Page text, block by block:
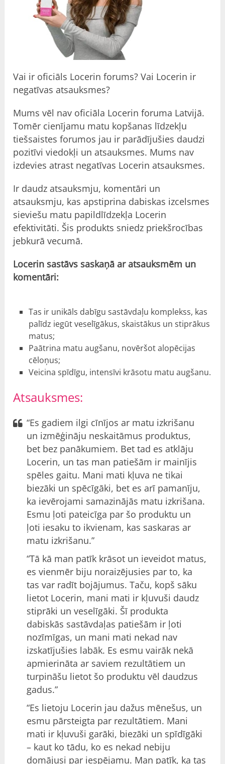
Vai ir oficiāls Locerin forums? Vai Locerin ir
negatīvas atsauksmes?
Mums vēl nav oficiāla Locerin foruma Latvijā.
Tomēr cienījamu matu kopšanas līdzekļu
tiešsaistes forumos jau ir parādījušies daudzi
pozitīvi viedokļi un atsauksmes. Mums nav
izdevies atrast negatīvas Locerin atsauksmes.
Ir daudz atsauksmju, komentāri un
atsauksmju, kas apstiprina dabiskas izcelsmes
sieviešu matu papildlīdzekļa Locerin
efektivitāti. Šis produkts sniedz priekšrocības
jebkurā vecumā.
Locerin sastāvs saskaņā ar atsauksmēm un
komentāri:
Tas ir unikāls dabīgu sastāvdaļu komplekss, kas
palīdz iegūt veselīgākus, skaistākus un stiprākus
matus;
Paātrina matu augšanu, novēršot alopēcijas
cēloņus;
Veicina spīdīgu, intensīvi krāsotu matu augšanu.
Atsauksmes:
“Es gadiem ilgi cīnījos ar matu izkrišanu
un izmēģināju neskaitāmus produktus,
bet bez panākumiem. Bet tad es atklāju
Locerin, un tas man patiešām ir mainījis
spēles gaitu. Mani mati kļuva ne tikai
biezāki un spēcīgāki, bet es arī pamanīju,
ka ievērojami samazinājās matu izkrišana.
Esmu ļoti pateicīga par šo produktu un
ļoti iesaku to ikvienam, kas saskaras ar
matu izkrišanu.”
“Tā kā man patīk krāsot un ieveidot matus,
es vienmēr biju noraizējusies par to, ka
tas var radīt bojājumus. Taču, kopš sāku
lietot Locerin, mani mati ir kļuvuši daudz
stiprāki un veselīgāki. Šī produkta
dabiskās sastāvdaļas patiešām ir ļoti
nozīmīgas, un mani mati nekad nav
izskatījušies labāk. Es esmu vairāk nekā
apmierināta ar saviem rezultātiem un
turpināšu lietot šo produktu vēl daudzus
gadus.”
“Es lietoju Locerin jau dažus mēnešus, un
esmu pārsteigta par rezultātiem. Mani
mati ir kļuvuši garāki, biezāki un spīdīgāki
– kaut ko tādu, ko es nekad nebiju
domājusi par iespējamu. Man patīk, ka tas